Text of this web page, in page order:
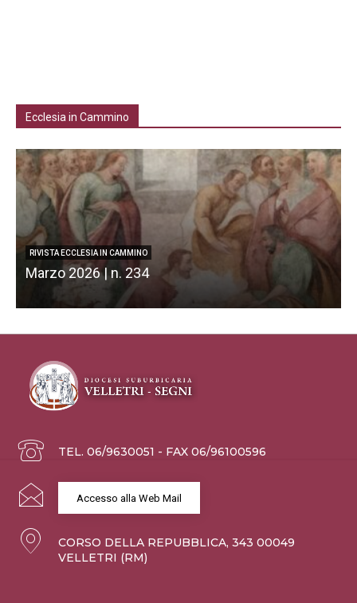
Ecclesia in Cammino
RIVISTA ECCLESIA IN CAMMINO
Marzo 2026 | n. 234
TEL. 06/9630051 - FAX 06/96100596
Accesso alla Web Mail
CORSO DELLA REPUBBLICA, 343 00049
VELLETRI (RM)